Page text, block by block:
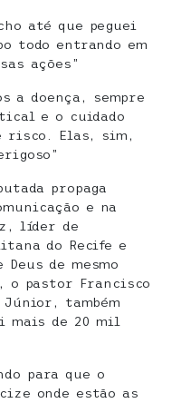
até que peguei
todo entrando em
ações”
a doença, sempre
e o cuidado
risco. Elas, sim,
propaga
e na
líder de
do Recife e
de mesmo
o pastor Francisco
também
mais de 20 mil
para que o
onde estão as